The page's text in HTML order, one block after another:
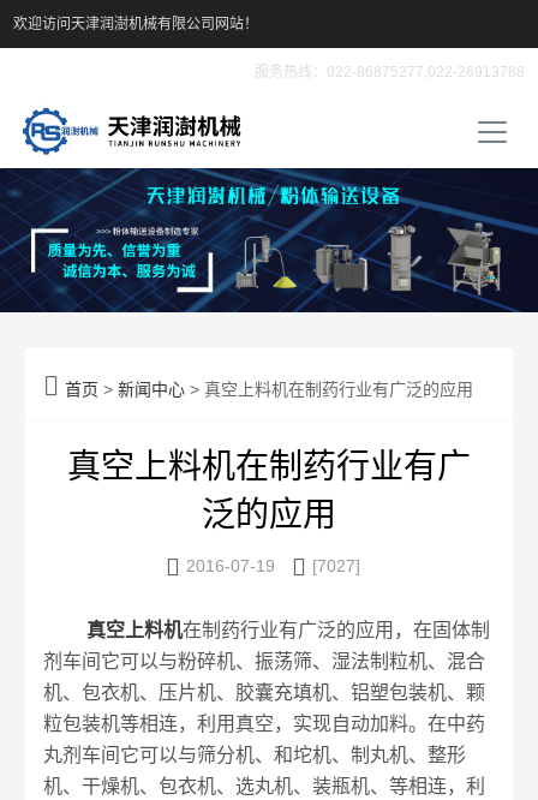
欢迎访问天津润澍机械有限公司网站！
服务热线：022-86875277,022-26913788
 首页 >新闻中心 > 真空上料机在制药行业有广泛的应用
真空上料机在制药行业有广
泛的应用
 2016-07-19  [7027]
真空上料机在制药行业有广泛的应用，在固体制
剂车间它可以与粉碎机、振荡筛、湿法制粒机、混合
机、包衣机、压片机、胶囊充填机、铝塑包装机、颗
粒包装机等相连，利用真空，实现自动加料。在中药
丸剂车间它可以与筛分机、和坨机、制丸机、整形
机、干燥机、包衣机、选丸机、装瓶机、等相连，利